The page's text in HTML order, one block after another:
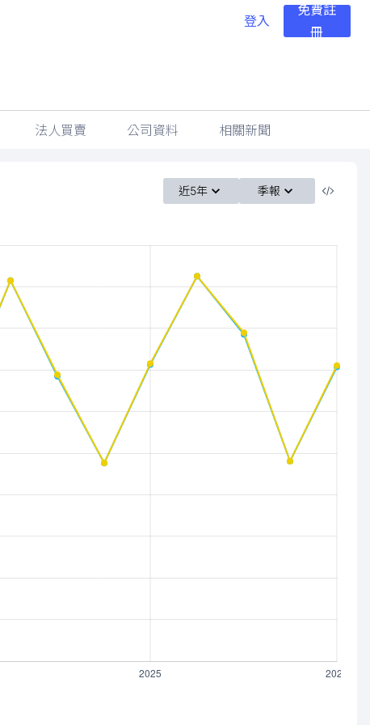
登入
免費註
冊
法人買賣 公司資料 相關新聞
近5年 季報